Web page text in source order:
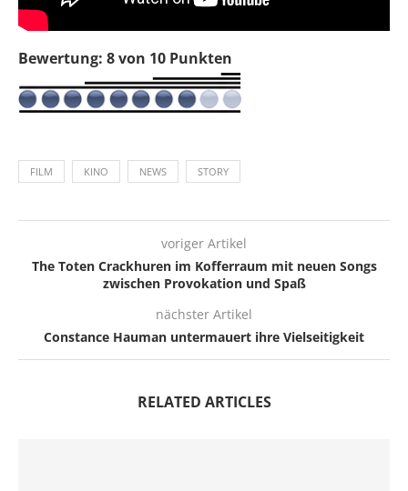
Bewertung: 8 von 10 Punkten
FILM KINO NEWS STORY
voriger Artikel
The Toten Crackhuren im Kofferraum mit neuen Songs
zwischen Provokation und Spaß
nächster Artikel
Constance Hauman untermauert ihre Vielseitigkeit
RELATED ARTICLES